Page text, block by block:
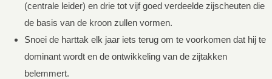
(centrale leider) en drie tot vijf goed verdeelde zijscheuten die
de basis van de kroon zullen vormen.
Snoei de harttak elk jaar iets terug om te voorkomen dat hij te
dominant wordt en de ontwikkeling van de zijtakken
belemmert.